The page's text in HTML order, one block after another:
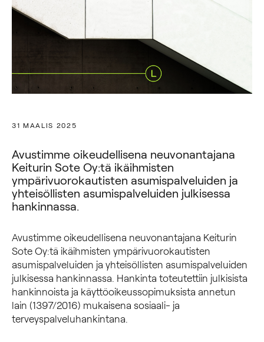
31 MAALIS 2025
Avustimme oikeudellisena neuvonantajana
Keiturin Sote Oy:tä ikäihmisten
ympärivuorokautisten asumispalveluiden ja
yhteisöllisten asumispalveluiden julkisessa
hankinnassa.
Avustimme oikeudellisena neuvonantajana Keiturin
Sote Oy:tä ikäihmisten ympärivuorokautisten
asumispalveluiden ja yhteisöllisten asumispalveluiden
julkisessa hankinnassa. Hankinta toteutettiin julkisista
hankinnoista ja käyttöoikeussopimuksista annetun
lain (1397/2016) mukaisena sosiaali- ja
terveyspalveluhankintana.